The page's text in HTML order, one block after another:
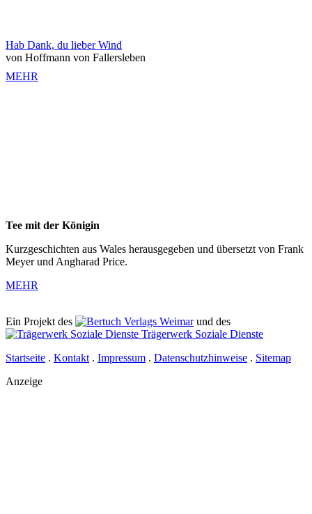
Hab Dank, du lieber Wind
von Hoffmann von Fallersleben
MEHR
Tee mit der Königin
Kurzgeschichten aus Wales herausgegeben und übersetzt von Frank
Meyer und Angharad Price.
MEHR
Ein Projekt des Verlags Weimarund des
Trägerwerk Soziale Dienste
Startseite . Kontakt . Impressum . Datenschutzhinweise . Sitemap
Anzeige